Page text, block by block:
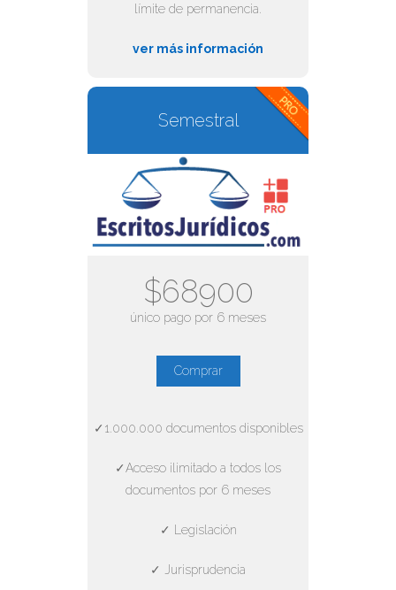
límite de permanencia.
ver más información
Semestral
$68900
único pago por 6 meses
Comprar
✓1.000.000 documentos disponibles
✓Acceso ilimitado a todos los
documentos por 6 meses
✓ Legislación
✓ Jurisprudencia